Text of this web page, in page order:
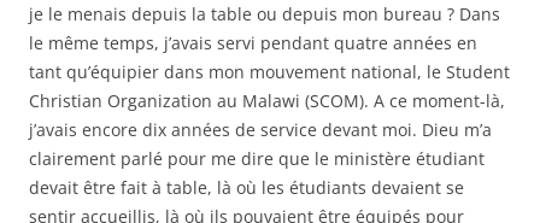
je le menais depuis la table ou depuis mon bureau ? Dans
le même temps, j’avais servi pendant quatre années en
tant qu’équipier dans mon mouvement national, le Student
Christian Organization au Malawi (SCOM). A ce moment-là,
j’avais encore dix années de service devant moi. Dieu m’a
clairement parlé pour me dire que le ministère étudiant
devait être fait à table, là où les étudiants devaient se
sentir accueillis, là où ils pouvaient être équipés pour